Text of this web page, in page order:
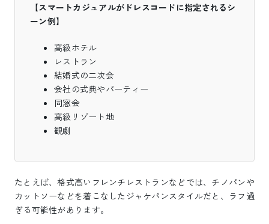
【スマートカジュアルがドレスコードに指定されるシ
ーン例】
高級ホテル
レストラン
結婚式の二次会
会社の式典やパーティー
同窓会
高級リゾート地
観劇
たとえば、格式高いフレンチレストランなどでは、チノパンや
カットソーなどを着こなしたジャケパンスタイルだと、ラフ過
ぎる可能性があります。